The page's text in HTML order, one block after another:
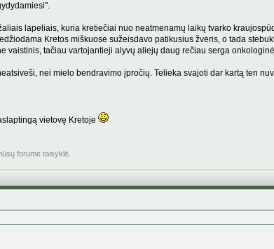
lapeliais, kuria kretiečiai nuo neatmenamų laikų tvarko
Kretos miškuose sužeisdavo patikusius žvėris, o tada
vaistinis, tačiau vartojantieji alyvų aliejų daug rečiau serga
nei mielo bendravimo įpročių. Telieka svajoti dar kartą ten
vietovę Kretoje
forume taisyklė.